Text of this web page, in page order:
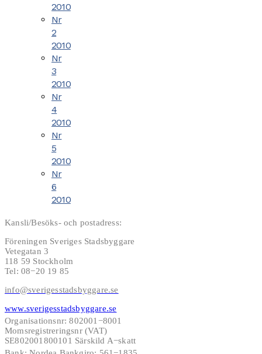
2010
Nr
2
2010
Nr
3
2010
Nr
4
2010
Nr
5
2010
Nr
6
2010
Kansli/Besöks- och postadress:
Föreningen Sveriges Stadsbyggare
Vetegatan 3
118 59 Stockholm
Tel: 08−20 19 85
info@sverigesstadsbyggare.se
www.sverigesstadsbyggare.se
Organisationsnr: 802001−8001
Momsregistreringsnr (VAT)
SE802001800101 Särskild A−skatt